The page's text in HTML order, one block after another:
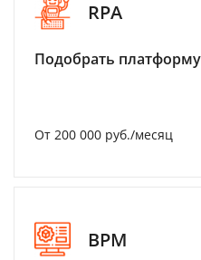
RPA
Подобрать
От 200 000 руб./месяц
BPM